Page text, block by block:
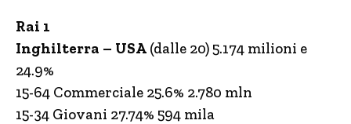
Rai 1
Inghilterra – USA (dalle 20) 5.174 milioni e
24.9%
15-64 Commerciale 25.6% 2.780 mln
15-34 Giovani 27.74% 594 mila